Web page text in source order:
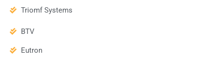
Triomf Systems
BTV
Eutron